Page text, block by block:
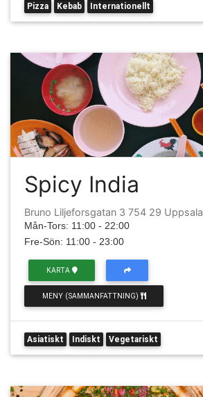
Pizza Kebab Internationellt
Spicy India
Bruno Liljeforsgatan 3 754 29 Uppsala
Mån-Tors: 11:00 - 22:00
Fre-Sön: 11:00 - 23:00
KARTA
MENY (SAMMANFATTNING)
Asiatiskt Indiskt Vegetariskt